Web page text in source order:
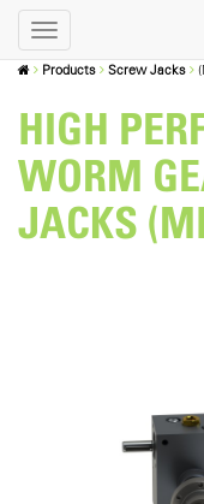
Products Screw Jacks
HIGH
WORM
JACKS